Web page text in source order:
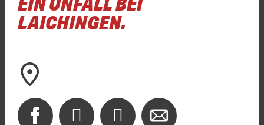
LAICHINGEN.